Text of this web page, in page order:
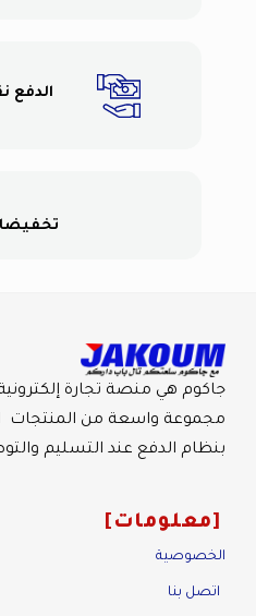
الدفع
جاكوم هي منصة تجارة
مجموعة واسعة من المنتجات
بنظام الدفع عند التسليم
معلومات
الخصوصية
اتصل بنا